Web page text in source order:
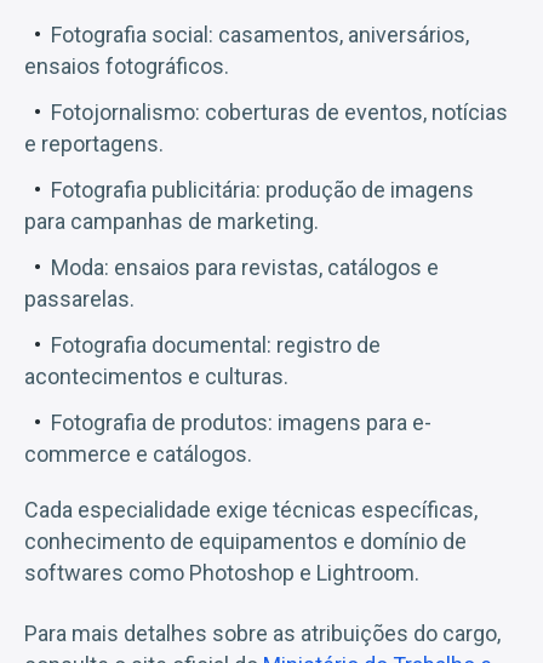
Fotografia social: casamentos, aniversários,
ensaios fotográficos.
Fotojornalismo: coberturas de eventos, notícias
e reportagens.
Fotografia publicitária: produção de imagens
para campanhas de marketing.
Moda: ensaios para revistas, catálogos e
passarelas.
Fotografia documental: registro de
acontecimentos e culturas.
Fotografia de produtos: imagens para e-
commerce e catálogos.
Cada especialidade exige técnicas específicas,
conhecimento de equipamentos e domínio de
softwares como Photoshop e Lightroom.
Para mais detalhes sobre as atribuições do cargo,